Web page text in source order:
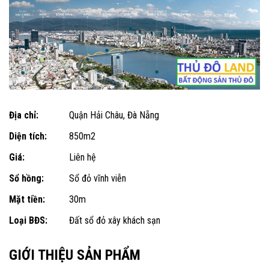
Địa chỉ:
Quận Hải Châu, Đà Nẵng
Diện tích:
850m2
Giá:
Liên hệ
Sổ hồng:
Sổ đỏ vĩnh viễn
Mặt tiền:
30m
Loại BĐS:
Đất sổ đỏ xây khách sạn
GIỚI THIỆU SẢN PHẨM